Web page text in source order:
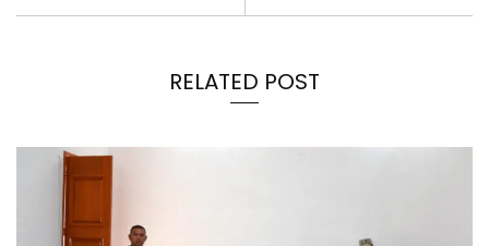
RELATED POST